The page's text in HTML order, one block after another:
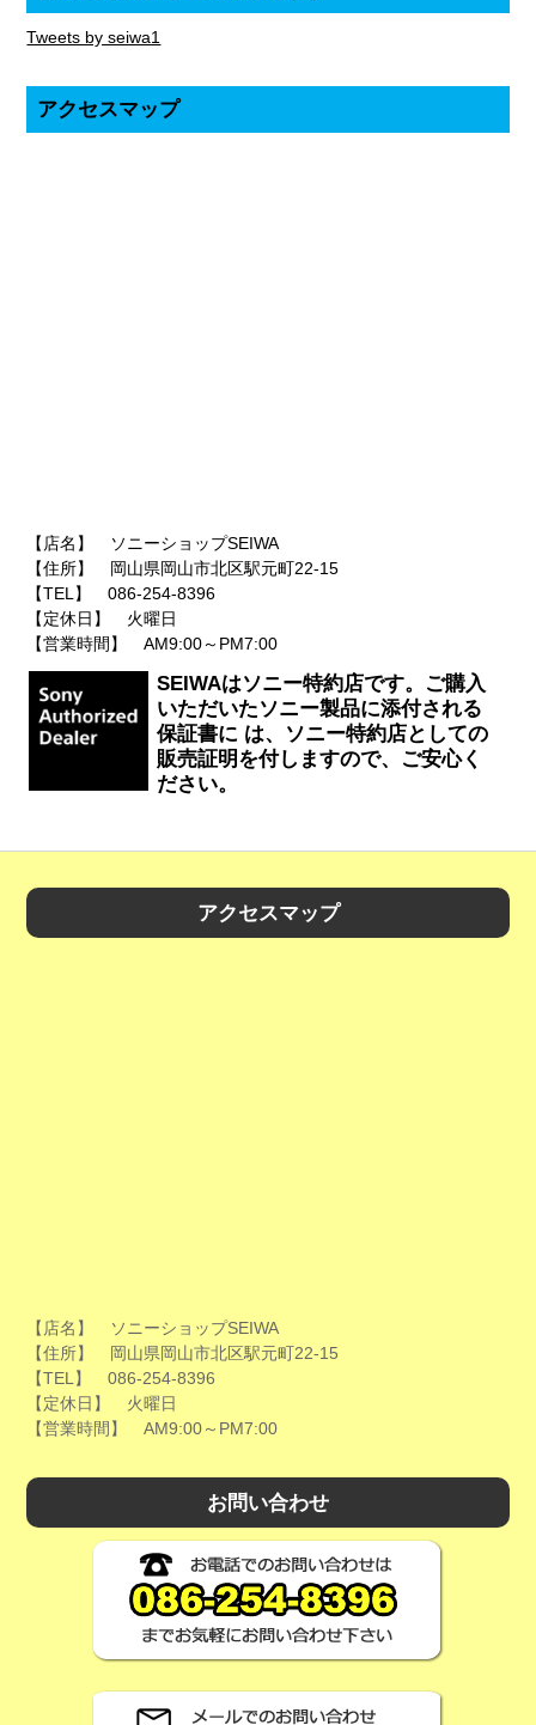
Tweets by seiwa1
アクセスマップ
【店名】 ソニーショップSEIWA
【住所】 岡山県岡山市北区駅元町22-15
【TEL】 086-254-8396
【定休日】 火曜日
【営業時間】 AM9:00～PM7:00
SEIWAはソニー特約店です。ご購入
いただいたソニー製品に添付される
保証書に は、ソニー特約店としての
販売証明を付しますので、ご安心く
ださい。
アクセスマップ
【店名】 ソニーショップSEIWA
【住所】 岡山県岡山市北区駅元町22-15
【TEL】 086-254-8396
【定休日】 火曜日
【営業時間】 AM9:00～PM7:00
お問い合わせ